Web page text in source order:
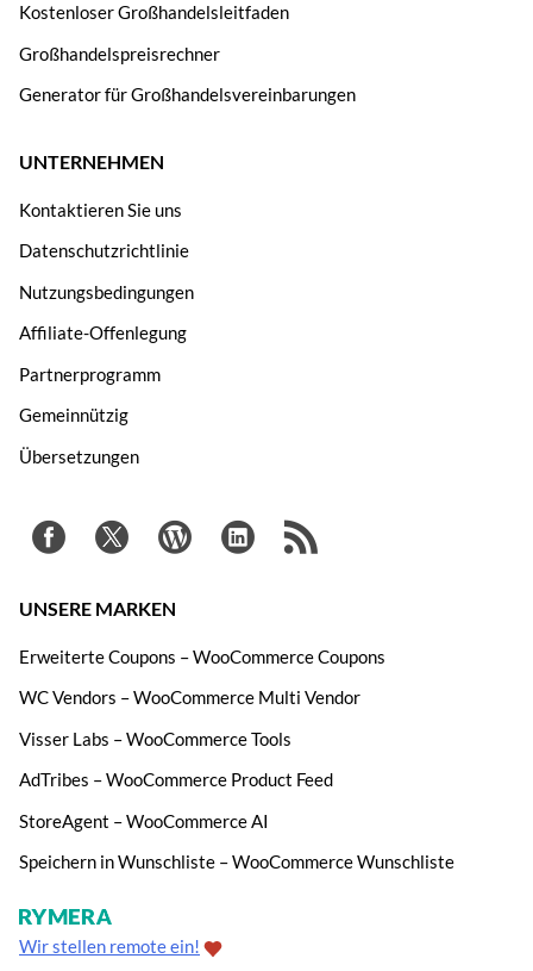
Kostenloser Großhandelsleitfaden
Großhandelspreisrechner
Generator für Großhandelsvereinbarungen
UNTERNEHMEN
Kontaktieren Sie uns
Datenschutzrichtlinie
Nutzungsbedingungen
Affiliate-Offenlegung
Partnerprogramm
Gemeinnützig
Übersetzungen
UNSERE MARKEN
Erweiterte Coupons – WooCommerce Coupons
WC Vendors – WooCommerce Multi Vendor
Visser Labs – WooCommerce Tools
AdTribes – WooCommerce Product Feed
StoreAgent – WooCommerce AI
Speichern in Wunschliste – WooCommerce Wunschliste
Wir stellen remote ein!